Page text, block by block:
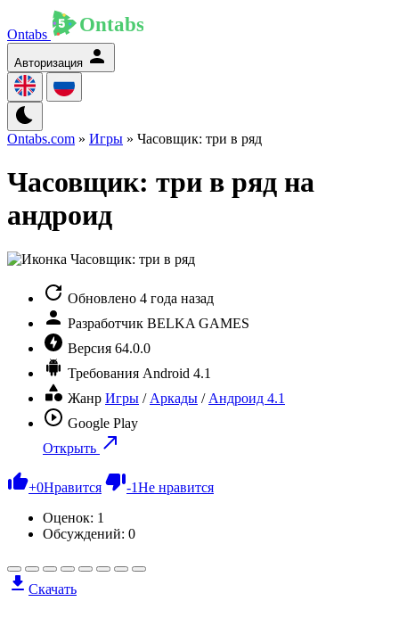
Ontabs
Авторизация
Ontabs.com » Игры » Часовщик: три в ряд
Часовщик: три в ряд на
андроид
Обновлено 4 года назад
Разработчик BELKA GAMES
Версия 64.0.0
Требования Android 4.1
Жанр Игры / Аркады / Андроид 4.1
Google Play
Открыть
+0Нравится -1Не нравится
Оценок: 1
Обсуждений: 0
Скачать